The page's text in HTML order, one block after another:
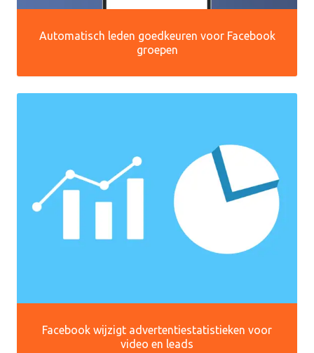
Automatisch leden goedkeuren voor Facebook
groepen
Facebook wijzigt advertentiestatistieken voor
video en leads